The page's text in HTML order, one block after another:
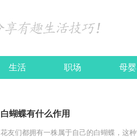
生活 职场 母婴
白蝴蝶有什么作用
花友们都拥有一株属于自己的白蝴蝶，这